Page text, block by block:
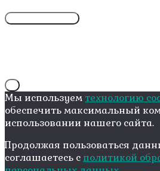
Мы используем технологию
обеспечить максимальный
использовании нашего сайта.
Продолжая пользоваться
соглашаетесь с политикой